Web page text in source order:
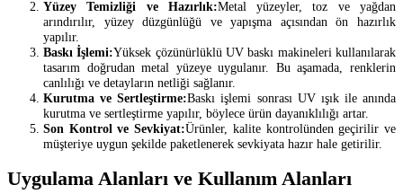
Yüzey Temizliği ve Hazırlık:Metal yüzeyler, toz ve yağdan
arındırılır, yüzey düzgünlüğü ve yapışma açısından ön hazırlık
yapılır.
Baskı İşlemi:Yüksek çözünürlüklü UV baskı makineleri kullanılarak
tasarım doğrudan metal yüzeye uygulanır. Bu aşamada, renklerin
canlılığı ve detayların netliği sağlanır.
Kurutma ve Sertleştirme:Baskı işlemi sonrası UV ışık ile anında
kurutma ve sertleştirme yapılır, böylece ürün dayanıklılığı artar.
Son Kontrol ve Sevkiyat:Ürünler, kalite kontrolünden geçirilir ve
müşteriye uygun şekilde paketlenerek sevkiyata hazır hale getirilir.
Uygulama Alanları ve Kullanım Alanları